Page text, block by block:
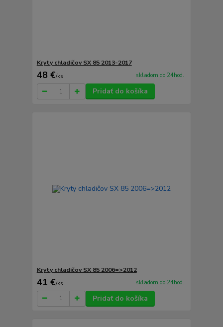
Kryty chladičov SX 85 2013-2017
48 €/ks skladom do 24hod.
Pridať do košíka
Kryty chladičov SX 85 2006=>2012
41 €/ks skladom do 24hod.
Pridať do košíka